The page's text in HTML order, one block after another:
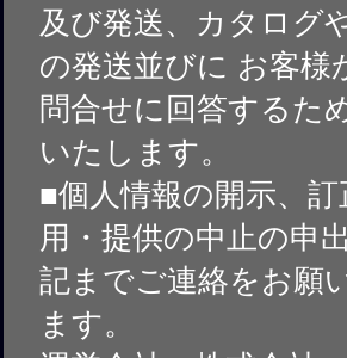
及び発送、カタログ
の発送並びに お客様
問合せに回答するた
いたします。
■個人情報の開示、
用・提供の中止の申
記までご連絡をお願
ます。